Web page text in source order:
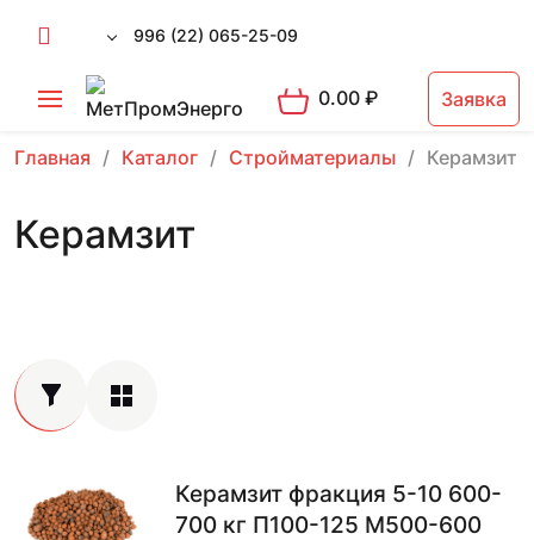
996 (22) 065-25-09
0.00₽ Заявка
Главная Каталог Стройматериалы Керамзит
Керамзит
Керамзит фракция 5-10 600-
700 кг П100-125 М500-600